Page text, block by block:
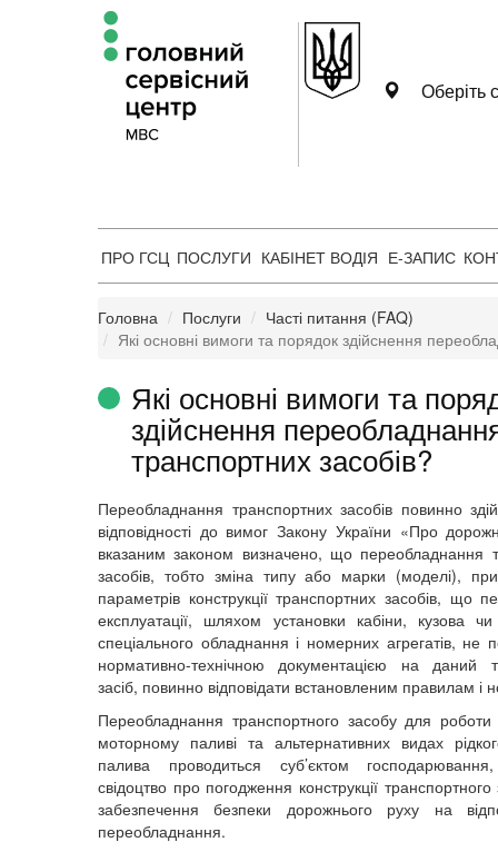
Оберіть
ПРО ГСЦ ПОСЛУГИ КАБІНЕТ ВОДІЯ Е-ЗАПИС
Головна Послуги
Часті питання (FAQ)
Які основні вимоги та порядок здійснення
Які основні вимоги та
здійснення
транспортних засобів?
Переобладнання транспортних засобів повинно
відповідності до вимог Закону України «Про
вказаним законом визначено, що переобладнання
засобів, тобто зміна типу або марки (моделі),
параметрів конструкції транспортних засобів, що
експлуатації, шляхом установки кабіни, кузова
спеціального обладнання і номерних агрегатів, не
нормативно-технічною документацією на даний
засіб, повинно відповідати встановленим правилам і
Переобладнання транспортного засобу для
моторному паливі та альтернативних видах
палива проводиться суб’єктом
свідоцтво про погодження конструкції
забезпечення безпеки дорожнього руху на
переобладнання.